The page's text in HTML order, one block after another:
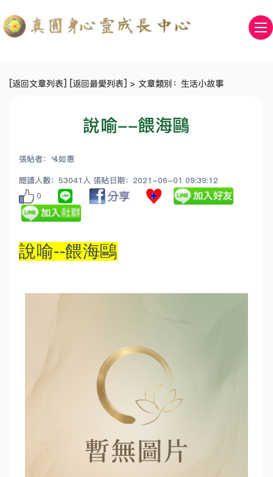
[返回文章列表] [返回最愛列表] > 文章類別：生活小故事
說喻--餵海鷗
張貼者：🛂如惠
閱讀人數：53041人 張貼日期：2021-06-01 09:39:12
0
說喻--餵海鷗